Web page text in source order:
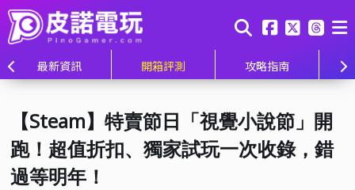
最新資訊 開箱評測 攻略指南
【Steam】特賣節日「視覺小說節」開
跑！超值折扣、獨家試玩一次收錄，錯
過等明年！